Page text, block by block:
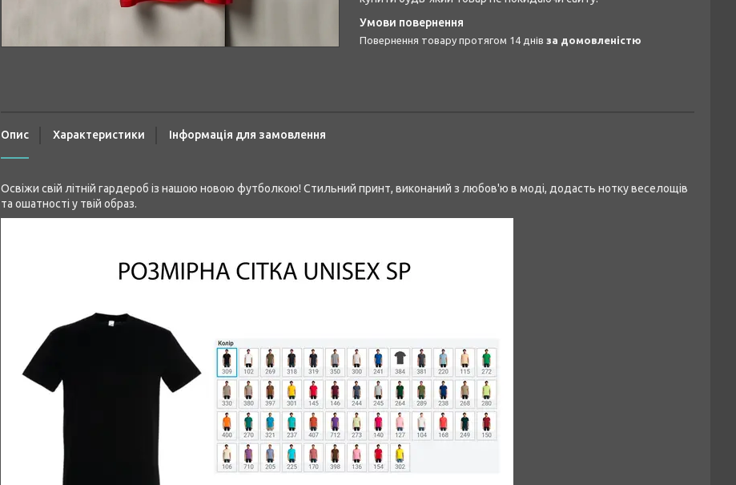
повернення товару протягом 14 днів за домовленістю
Опис Характеристики Інформація для замовлення
Освіжи свій літній гардероб із нашою новою футболкою! Стильний принт, виконаний з любов'ю в моді, додасть нотку веселощів
та ошатності у твій образ.